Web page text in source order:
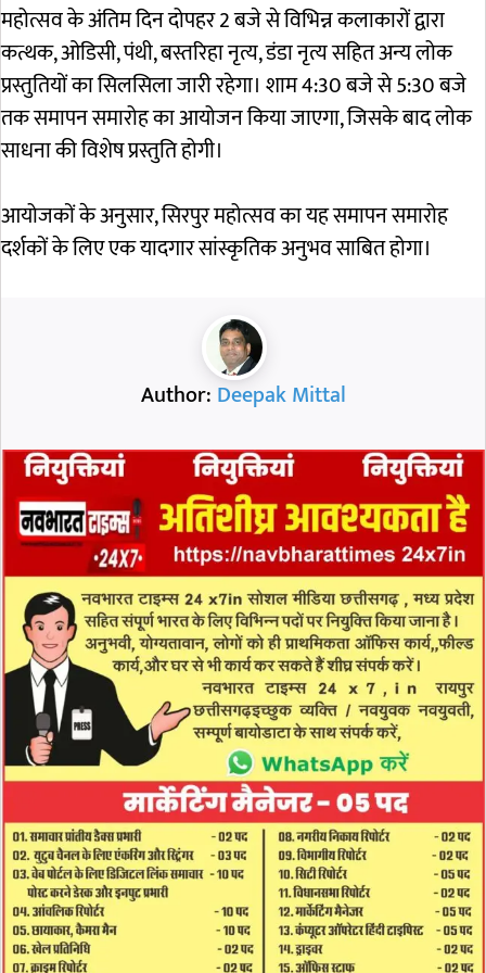
महोत्सव के अंतिम दिन दोपहर 2 बजे से विभिन्न कलाकारों द्वारा
कत्थक, ओडिसी, पंथी, बस्तरिहा नृत्य, डंडा नृत्य सहित अन्य लोक
प्रस्तुतियों का सिलसिला जारी रहेगा। शाम 4:30 बजे से 5:30 बजे
तक समापन समारोह का आयोजन किया जाएगा, जिसके बाद लोक
साधना की विशेष प्रस्तुति होगी।
आयोजकों के अनुसार, सिरपुर महोत्सव का यह समापन समारोह
दर्शकों के लिए एक यादगार सांस्कृतिक अनुभव साबित होगा।
Author: Deepak Mittal